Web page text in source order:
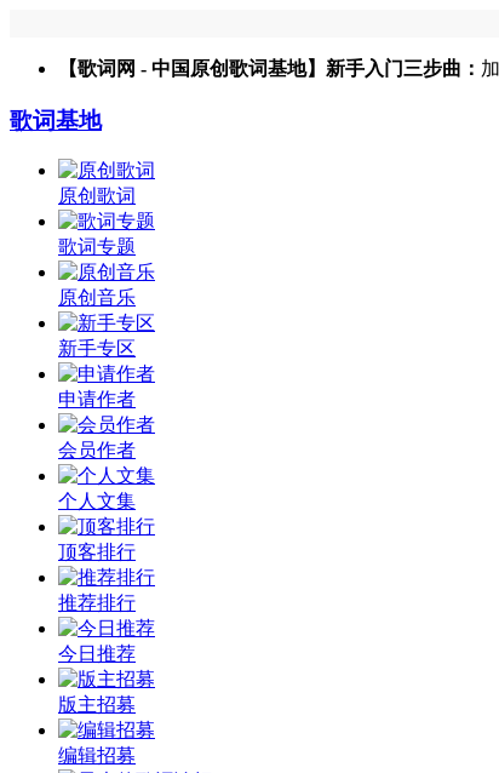
【歌词网 - 中国原创歌词基地】新手入门三步曲：
歌词基地
原创歌词
歌词专题
原创音乐
新手专区
申请作者
会员作者
个人文集
顶客排行
推荐排行
今日推荐
版主招募
编辑招募